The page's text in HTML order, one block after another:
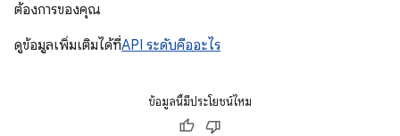
ต้องการของคุณ
ดูข้อมูลเพิ่มเติมได้ที่API ระดับคืออะไร
ข้อมูลนี้มีประโยชน์ไหม